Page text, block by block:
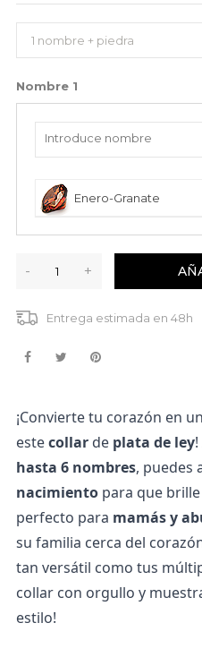
Nombre 1
Enero-Granate
- +
Entrega estimada en 48h
¡Convierte tu corazón en
este collar de plata de ley!
hasta 6 nombres, puedes
nacimiento para que
perfecto para mamás y
su familia cerca del
tan versátil como tus
collar con orgullo y
estilo!